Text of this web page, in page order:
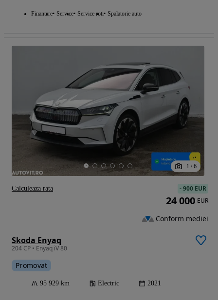
Finantare Service Service roti Spalatorie auto
1 / 6
Skoda Enyaq
204 CP • Enyaq iV 80
Promovat
95 929 km Electric 2021
-900 EUR
24 000 EUR
Conform mediei
Calculeaza rata